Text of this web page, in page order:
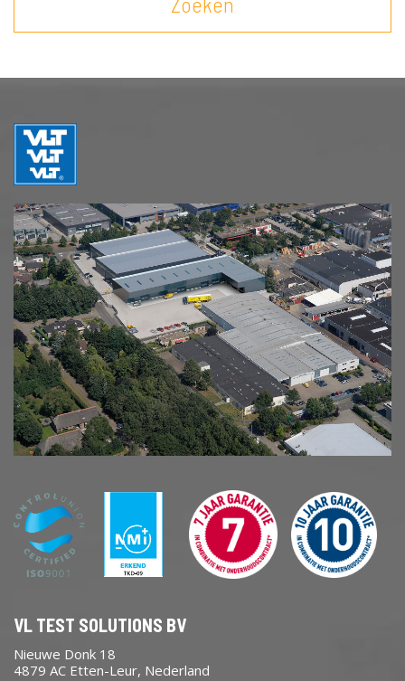
VL TEST SOLUTIONS BV
Nieuwe Donk 18
4879 AC Etten-Leur, Nederland